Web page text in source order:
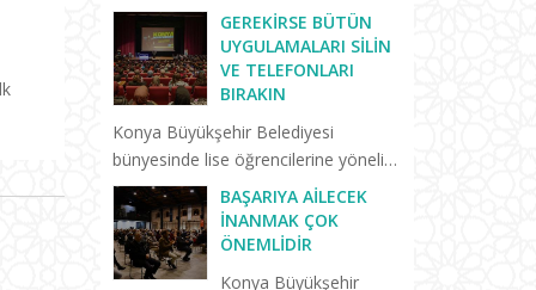
lise öğrencilerine ve
yeni mezunlara yönelik
hizmet veren Lise
Medeniyet
Akademisi’nde trafik
kazasında hayatını
kaybeden Konyasporlu
futbolcu Ahmet Çalık
anıs...
GEREKIRSE BÜTÜN
UYGULAMALARI SILIN
VE TELEFONLARI
BIRAKIN
Konya Büyükşehir Belediyesi
bünyesinde lise öğrencilerine yönelik
hizmet veren Lise Medeniyet
Akademisi’nin “Birlikte Başaracağız”
programları sürüyor. Selçuklu Kongre
Merkezi’nde düzenlenen “Başarm...
BAŞARIYA AILECEK
İNANMAK ÇOK
ÖNEMLIDIR
Konya Büyükşehir